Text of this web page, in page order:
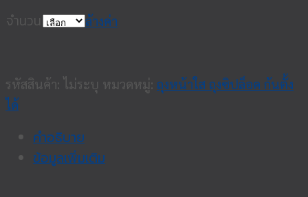
จำนวน ล้างค่า
รหัสสินค้า: ไม่ระบุ หมวดหมู่: ถุงหน้าใส ถุงซิปล็อค ก้นตั้ง
ได้
คำอธิบาย
ข้อมูลเพิ่มเติม